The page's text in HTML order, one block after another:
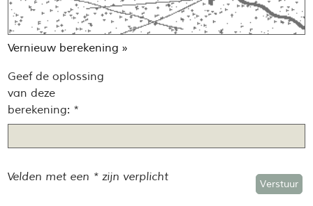
Vernieuw berekening »
Geef de oplossing
van deze
berekening: *
Verstuur
Velden met een * zijn verplicht